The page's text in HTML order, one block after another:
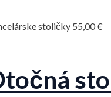
stoličky 55,00€